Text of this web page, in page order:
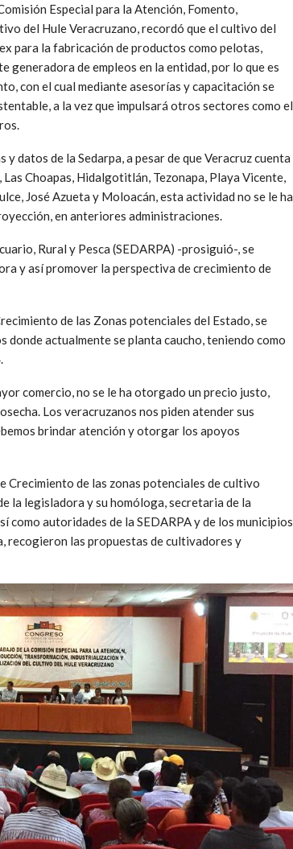
Especial para la Atención, Fomento,
del Hule Veracruzano, recordó que el cultivo del
para la fabricación de productos como pelotas,
de empleos en la entidad, por lo que es
con el cual mediante asesorías y capacitación se
a la vez que impulsará otros sectores como el
datos de la Sedarpa, a pesar de que Veracruz cuenta
Choapas, Hidalgotitlán, Tezonapa, Playa Vicente,
José Azueta y Moloacán, esta actividad no se le ha
en anteriores administraciones.
Rural y Pesca (SEDARPA) -prosiguió-, se
y así promover la perspectiva de crecimiento de
de las Zonas potenciales del Estado, se
donde actualmente se planta caucho, teniendo como
comercio, no se le ha otorgado un precio justo,
Los veracruzanos nos piden atender sus
brindar atención y otorgar los apoyos
Crecimiento de las zonas potenciales de cultivo
la legisladora y su homóloga, secretaria de la
como autoridades de la SEDARPA y de los municipios
recogieron las propuestas de cultivadores y